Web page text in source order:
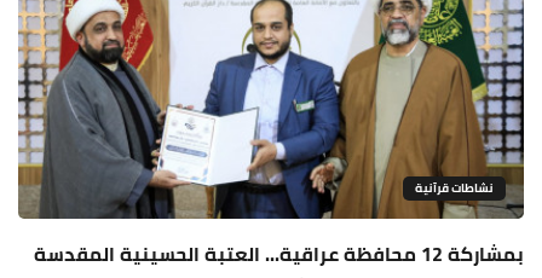
نشاطات قرآنية
بمشاركة 12 محافظة عراقية... العتبة الحسينية المقدسة